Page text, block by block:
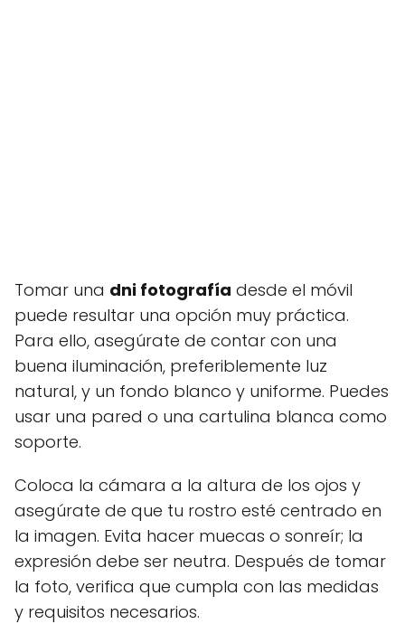
Tomar una dni fotografía desde el móvil
puede resultar una opción muy práctica.
Para ello, asegúrate de contar con una
buena iluminación, preferiblemente luz
natural, y un fondo blanco y uniforme. Puedes
usar una pared o una cartulina blanca como
soporte.
Coloca la cámara a la altura de los ojos y
asegúrate de que tu rostro esté centrado en
la imagen. Evita hacer muecas o sonreír; la
expresión debe ser neutra. Después de tomar
la foto, verifica que cumpla con las medidas
y requisitos necesarios.